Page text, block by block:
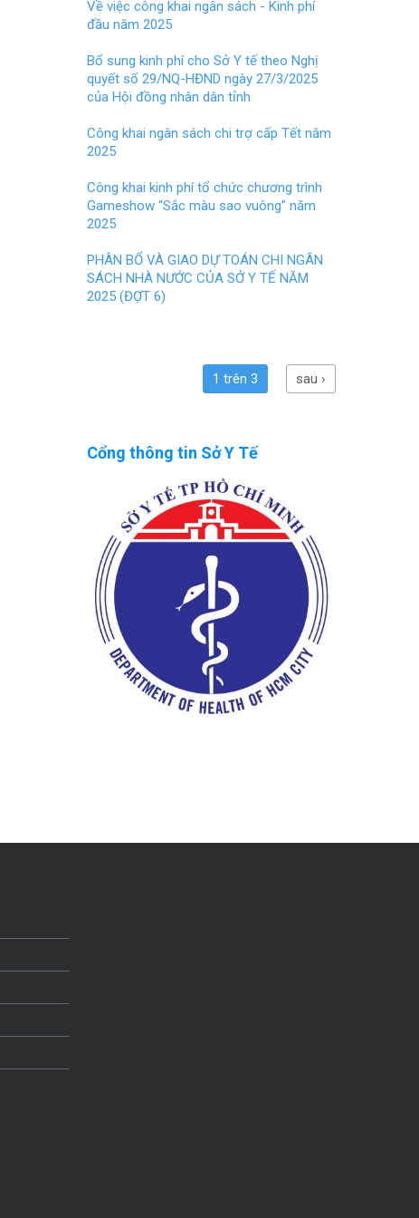
o
o
k
t
Về việc công khai ngân sách - Kinh phí
đầu năm 2025
Bổ sung kinh phí cho Sở Y tế theo Nghị
quyết số 29/NQ-HĐND ngày 27/3/2025
của Hội đồng nhân dân tỉnh
Công khai ngân sách chi trợ cấp Tết năm
2025
Công khai kinh phí tổ chức chương trình
Gameshow “Sắc màu sao vuông” năm
2025
PHÂN BỔ VÀ GIAO DỰ TOÁN CHI NGÂN
SÁCH NHÀ NƯỚC CỦA SỞ Y TẾ NĂM
2025 (ĐỢT 6)
1 trên 3 sau ›
Cổng thông tin Sở Y Tế